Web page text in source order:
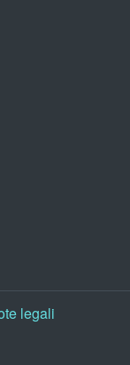
legali